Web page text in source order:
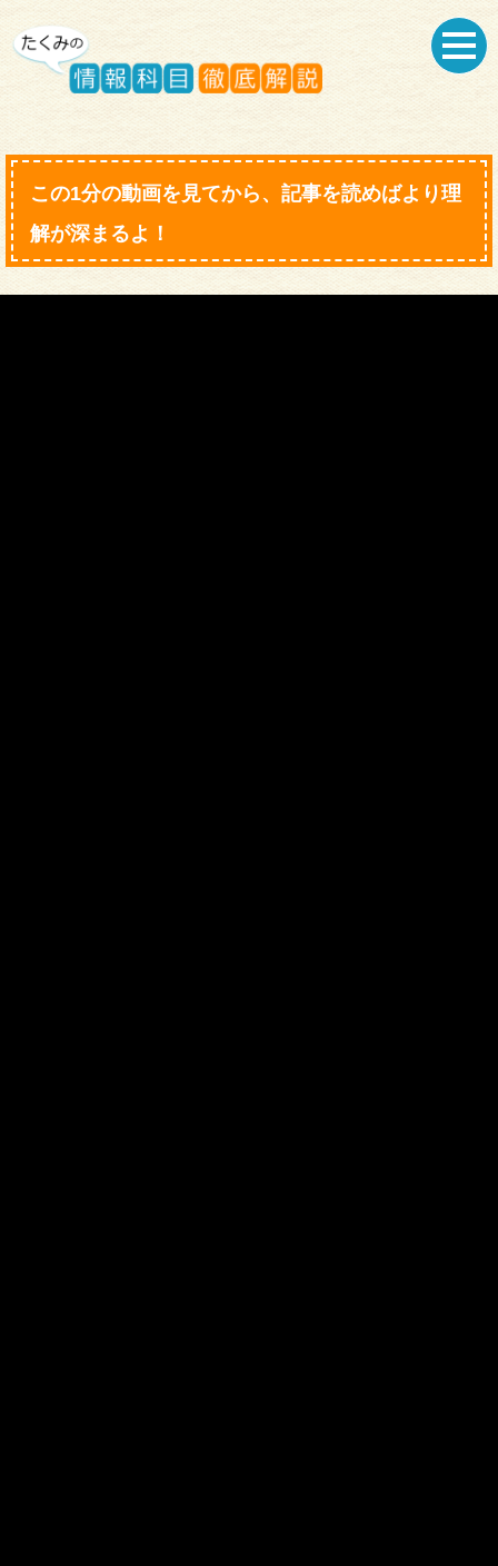
この1分の動画を見てから、記事を読めばより理
解が深まるよ！